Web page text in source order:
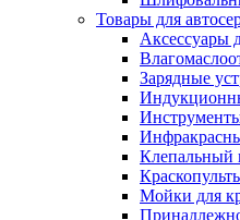
Товары для
Аксессуары
Зарядные
Клепальный
Мойки для